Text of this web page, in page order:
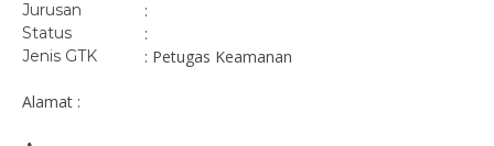
Jurusan :
Status :
Jenis GTK : Petugas Keamanan
Alamat :